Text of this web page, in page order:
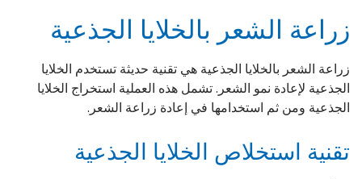
زراعة الشعر بالخلايا الجذعية
زراعة الشعر بالخلايا الجذعية هي تقنية حديثة تستخدم الخلايا
الجذعية لإعادة نمو الشعر. تشمل هذه العملية استخراج الخلايا
الجذعية ومن ثم استخدامها في إعادة زراعة الشعر.
تقنية استخلاص الخلايا الجذعية